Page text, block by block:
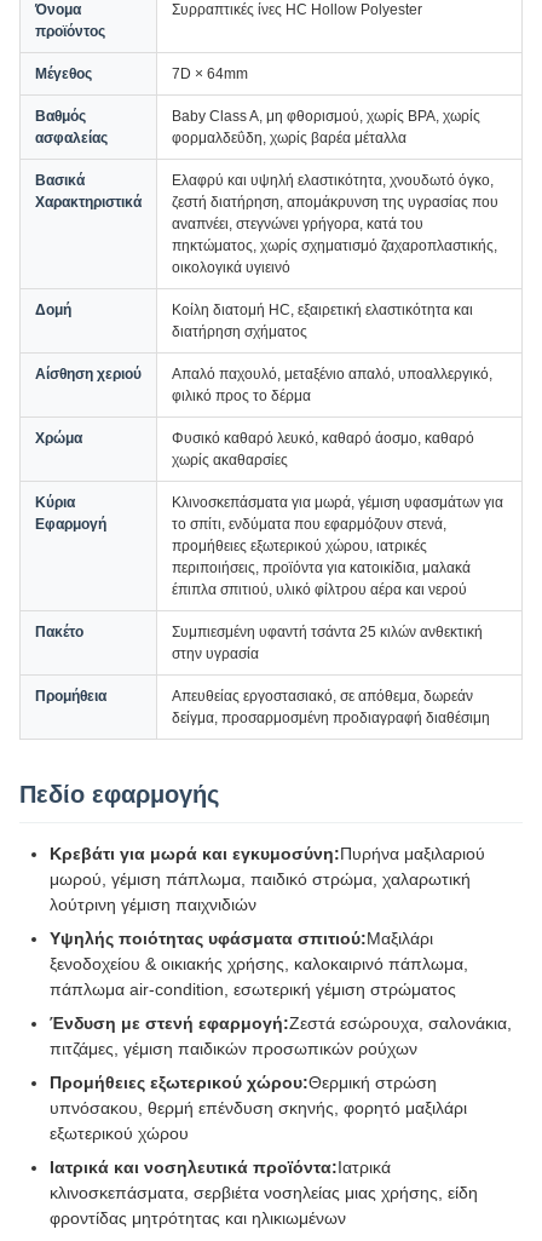
Όνομα
προϊόντος
Συρραπτικές ίνες HC Hollow Polyester
Μέγεθος 7D × 64mm
Βαθμός
ασφαλείας
Baby Class A, μη φθορισμού, χωρίς BPA, χωρίς
φορμαλδεΰδη, χωρίς βαρέα μέταλλα
Βασικά
Χαρακτηριστικά
Ελαφρύ και υψηλή ελαστικότητα, χνουδωτό όγκο,
ζεστή διατήρηση, απομάκρυνση της υγρασίας που
αναπνέει, στεγνώνει γρήγορα, κατά του
πηκτώματος, χωρίς σχηματισμό ζαχαροπλαστικής,
οικολογικά υγιεινό
Δομή
Κοίλη διατομή HC, εξαιρετική ελαστικότητα και
διατήρηση σχήματος
Αίσθηση χεριού
Απαλό παχουλό, μεταξένιο απαλό, υποαλλεργικό,
φιλικό προς το δέρμα
Χρώμα
Φυσικό καθαρό λευκό, καθαρό άοσμο, καθαρό
χωρίς ακαθαρσίες
Κύρια
Εφαρμογή
Κλινοσκεπάσματα για μωρά, γέμιση υφασμάτων για
το σπίτι, ενδύματα που εφαρμόζουν στενά,
προμήθειες εξωτερικού χώρου, ιατρικές
περιποιήσεις, προϊόντα για κατοικίδια, μαλακά
έπιπλα σπιτιού, υλικό φίλτρου αέρα και νερού
Πακέτο
Συμπιεσμένη υφαντή τσάντα 25 κιλών ανθεκτική
στην υγρασία
Προμήθεια
Απευθείας εργοστασιακό, σε απόθεμα, δωρεάν
δείγμα, προσαρμοσμένη προδιαγραφή διαθέσιμη
Πεδίο εφαρμογής
Κρεβάτι για μωρά και εγκυμοσύνη:Πυρήνα μαξιλαριού
μωρού, γέμιση πάπλωμα, παιδικό στρώμα, χαλαρωτική
λούτρινη γέμιση παιχνιδιών
Υψηλής ποιότητας υφάσματα σπιτιού:Μαξιλάρι
ξενοδοχείου & οικιακής χρήσης, καλοκαιρινό πάπλωμα,
πάπλωμα air-condition, εσωτερική γέμιση στρώματος
Ένδυση με στενή εφαρμογή:Ζεστά εσώρουχα, σαλονάκια,
πιτζάμες, γέμιση παιδικών προσωπικών ρούχων
Προμήθειες εξωτερικού χώρου:Θερμική στρώση
υπνόσακου, θερμή επένδυση σκηνής, φορητό μαξιλάρι
εξωτερικού χώρου
Ιατρικά και νοσηλευτικά προϊόντα:Ιατρικά
κλινοσκεπάσματα, σερβιέτα νοσηλείας μιας χρήσης, είδη
φροντίδας μητρότητας και ηλικιωμένων